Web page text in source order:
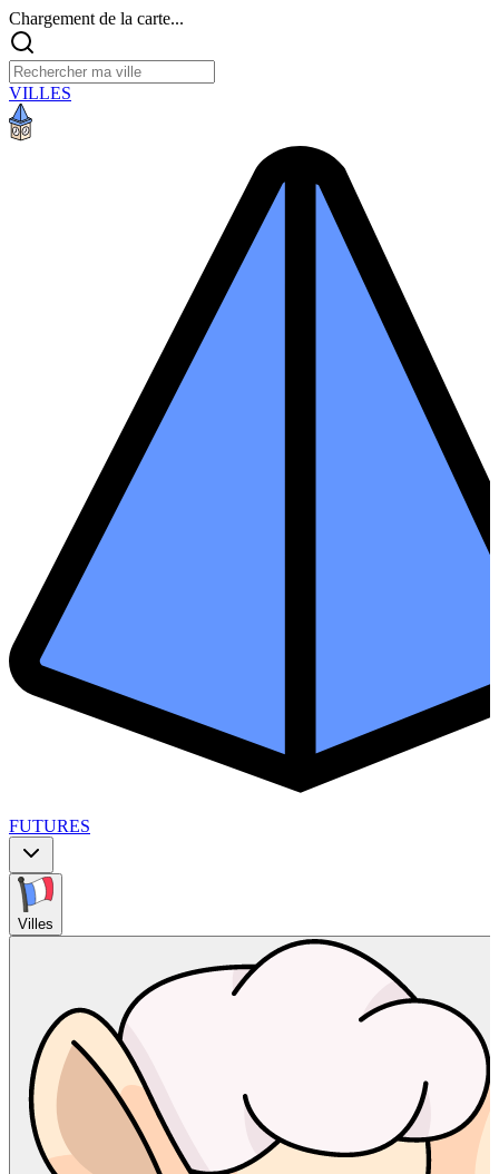
Chargement de la carte...
VILLES
FUTURES
Villes